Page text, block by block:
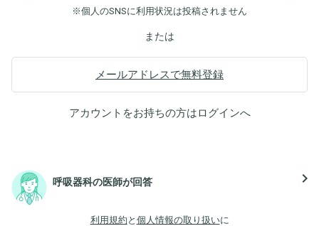
※個人のSNSに利用状況は投稿されません
または
メールアドレスで無料登録
アカウントをお持ちの方はログインへ
呼吸器科の医師が回答 navigate_next
利用規約 と 個人情報の取り扱いに